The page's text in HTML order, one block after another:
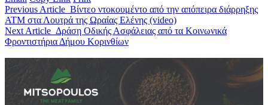
Previous Article Βίντεο ντοκουμέντο από την απόπειρα διάρρηξης
ATM στα Λουτρά της Ωραίας Ελένης (video)
Next Article Δράση Οδικής Ασφάλειας από τα Κοινωνικά
Φροντιστήρια Δήμου Κορινθίων